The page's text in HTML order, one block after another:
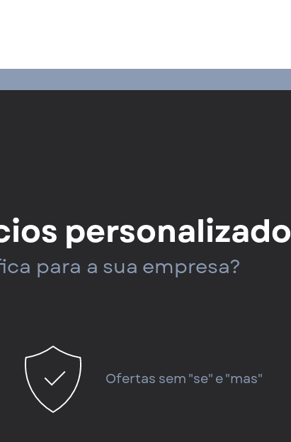
personalizado
para a sua empresa?
Ofertas sem "se" e "mas"